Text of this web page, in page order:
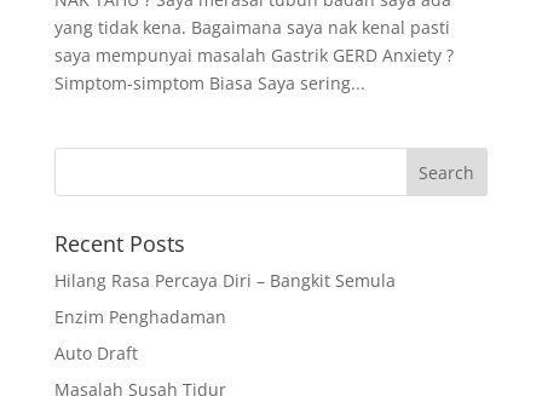
yang tidak kena. Bagaimana saya nak kenal pasti
saya mempunyai masalah Gastrik GERD Anxiety ?
Simptom-simptom Biasa Saya sering...
Recent Posts
Hilang Rasa Percaya Diri – Bangkit Semula
Enzim Penghadaman
Auto Draft
Masalah Susah Tidur